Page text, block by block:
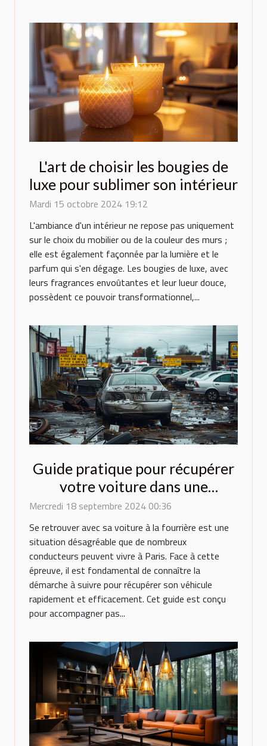
L'art de choisir les bougies de
luxe pour sublimer son intérieur
Mardi 15 octobre 2024 19:12
L'ambiance d'un intérieur ne repose pas uniquement
sur le choix du mobilier ou de la couleur des murs ;
elle est également façonnée par la lumière et le
parfum qui s'en dégage. Les bougies de luxe, avec
leurs fragrances envoûtantes et leur lueur douce,
possèdent ce pouvoir transformationnel,...
Guide pratique pour récupérer
votre voiture dans une
fourrière parisienne
Mercredi 18 septembre 2024 00:36
Se retrouver avec sa voiture à la fourrière est une
situation désagréable que de nombreux
conducteurs peuvent vivre à Paris. Face à cette
épreuve, il est fondamental de connaître la
démarche à suivre pour récupérer son véhicule
rapidement et efficacement. Cet guide est conçu
pour accompagner pas...